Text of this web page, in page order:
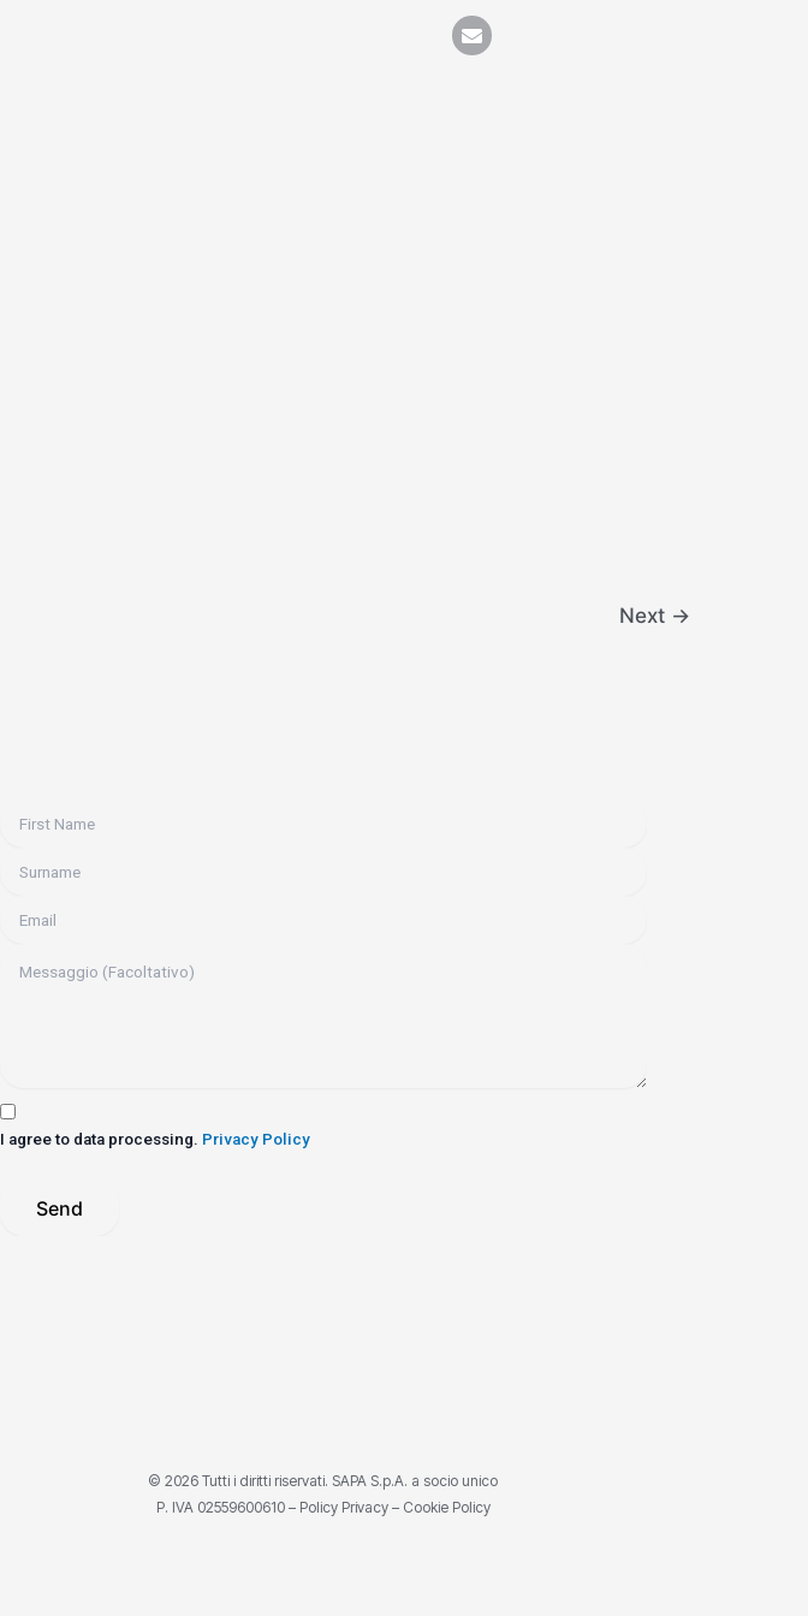
Next →
I agree to data processing. Privacy Policy
Send
© 2026 Tutti i diritti riservati. SAPA S.p.A. a socio unico
P. IVA 02559600610 – Policy Privacy– Cookie Policy